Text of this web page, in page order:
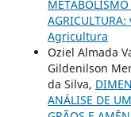
METABOLISMO
Agricultura
Oziel Almada
Gildenilson
da Silva,
ANÁLISE DE